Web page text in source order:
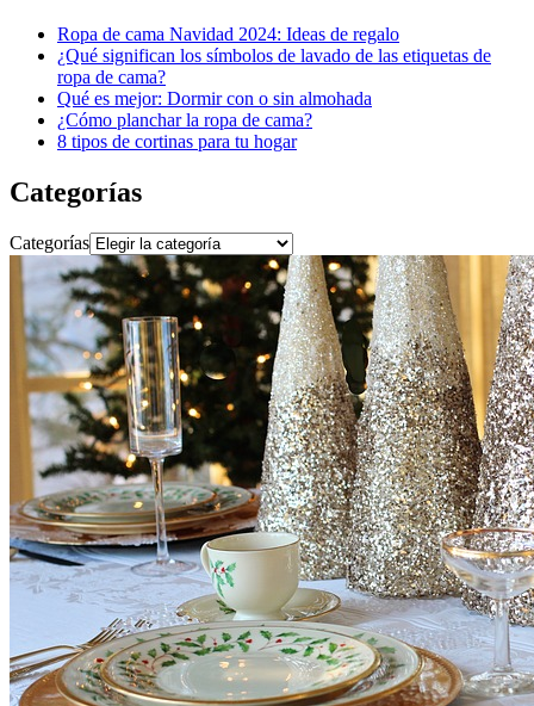
Ropa de cama Navidad 2024: Ideas de regalo
¿Qué significan los símbolos de lavado de las etiquetas de
ropa de cama?
Qué es mejor: Dormir con o sin almohada
¿Cómo planchar la ropa de cama?
8 tipos de cortinas para tu hogar
Categorías
Categorías